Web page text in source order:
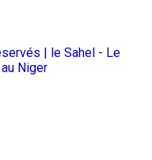
| le Sahel - Le
Niger